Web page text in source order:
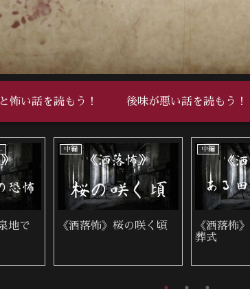
怖い話を読もう！ 後味が悪い話を読もう！
い話
の警
死ぬ程洒落にならない怖い話
《洒落怖》雨の夜に来
《洒落怖